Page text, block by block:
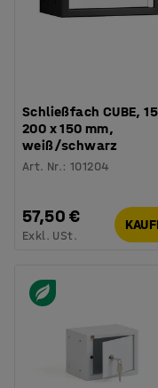
Schließfach CUBE,
200 x 150 mm,
weiß/schwarz
Art. Nr.:101204
57,50 €
Exkl. USt.